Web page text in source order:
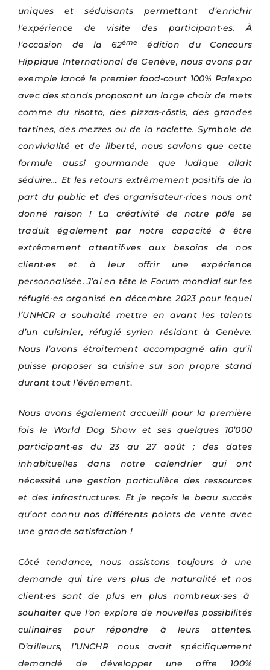
uniques et séduisants permettant d’enrichir
l’expérience de visite des participant·es. À
l’occasion de la 62ème
édition du Concours
Hippique International de Genève, nous avons par
exemple lancé le premier food-court 100% Palexpo
avec des stands proposant un large choix de mets
comme du risotto, des pizzas-röstis, des grandes
tartines, des mezzes ou de la raclette. Symbole de
convivialité et de liberté, nous savions que cette
formule aussi gourmande que ludique allait
séduire… Et les retours extrêmement positifs de la
part du public et des organisateur·rices nous ont
donné raison ! La créativité de notre pôle se
traduit également par notre capacité à être
extrêmement attentif·ves aux besoins de nos
client·es et à leur offrir une expérience
personnalisée. J’ai en tête le Forum mondial sur les
réfugié·es organisé en décembre 2023 pour lequel
l’UNHCR a souhaité mettre en avant les talents
d’un cuisinier, réfugié syrien résidant à Genève.
Nous l’avons étroitement accompagné afin qu’il
puisse proposer sa cuisine sur son propre stand
durant tout l’événement.
Nous avons également accueilli pour la première
fois le World Dog Show et ses quelques 10’000
participant·es du 23 au 27 août ; des dates
inhabituelles dans notre calendrier qui ont
nécessité une gestion particulière des ressources
et des infrastructures. Et je reçois le beau succès
qu’ont connu nos différents points de vente avec
une grande satisfaction !
Côté tendance, nous assistons toujours à une
demande qui tire vers plus de naturalité et nos
client·essont de plus en plus nombreux·ses à
souhaiter que l’on explore de nouvelles possibilités
culinaires pour répondre à leurs attentes.
D’ailleurs, l’UNCHR nous avait spécifiquement
demandé de développer une offre 100%